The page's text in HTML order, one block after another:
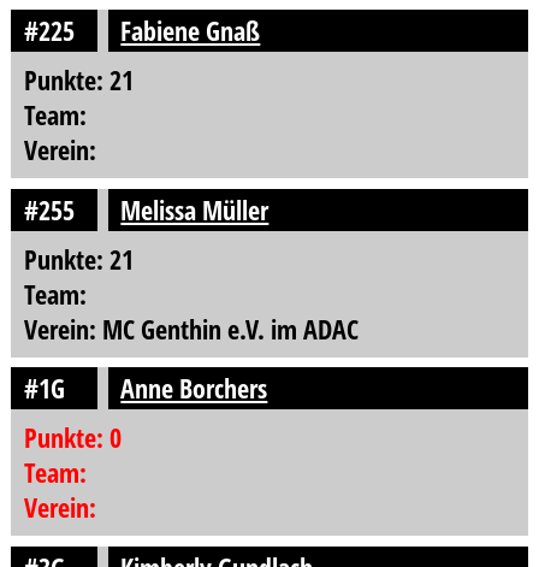
#225
Fabiene Gnaß
Punkte: 21
Team:
Verein:
#255
Melissa Müller
Punkte: 21
Team:
Verein: MC Genthin e.V. im ADAC
#1G
Anne Borchers
Punkte: 0
Team:
Verein: